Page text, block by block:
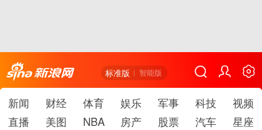
标准版 智能版
新闻 财经 体育 娱乐 军事 科技
视频
直播
美图 NBA 房产 股票 汽车
星座